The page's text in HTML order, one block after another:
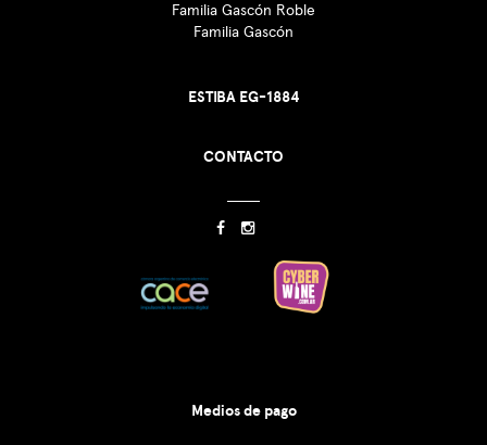
Familia Gascón Roble
Familia Gascón
ESTIBA EG-1884
CONTACTO
Medios de pago